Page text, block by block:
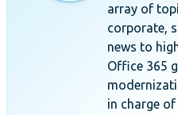
array of
corporate,
news to
Office 365
in charge of